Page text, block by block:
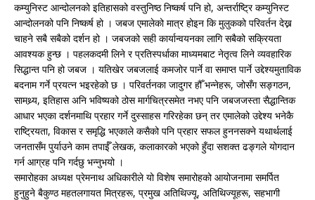
कम्युनिस्ट आन्दोलनको इतिहासको वस्तुनिष्ठ निष्कर्ष पनि हो, अन्तर्राष्ट्रि कम्युनिस्ट
आन्दोलनको पनि निष्कर्ष हो । जबज एमालेको मात्र होइन कि मुलुकको परिवर्तन देख्न
चाहने सबै सबैको दर्शन हो । जबजको सही कार्यान्वयनका लागि सबैको सक्रियता
आवश्यक हुन्छ । पहलकदमी लिने र प्रतिस्पर्धाका माध्यमबाट नेतृत्व लिने व्यवहारिक
सिद्धान्त पनि हो जबज । यतिखेर जबजलाई कमजोर पार्ने वा समाप्त पार्ने उद्देश्यमुताविक
बदनाम गर्ने प्रयत्न भइरहेको छ । परिवर्तनका जादुगर हौँ भन्नेहरू, जोसँग सङ्गठन,
सामथ्र्य, इतिहास अनि भविष्यको ठोस मार्गचित्रसमेत नभए पनि जबजजस्ता सैद्धान्तिक
आधार भएका दर्शनमाथि प्रहार गर्ने दुस्साहस गरिरहेका छन् तर एमालेको उद्देश्य भनेकै
राष्ट्रियता, विकास र समृद्धि भएकाले कसैको पनि प्रहार सफल हुननसक्ने यथार्थलाई
जनतासँम पुर्याउने काम तपाईँ लेखक, कलाकारको भएको हुँदा सशक्त ढङ्गले योगदान
गर्न आग्रह पनि गर्दछु भन्नुभयो ।
समारोहका अध्यक्ष प्रेमनाथ अधिकारीले यो विशेष समारोहको आयोजनामा समर्पित
हुनुहुने बैकुण्ठ महतलगायत मित्रहरू, प्रमुख अतिथिज्यू, अतिथिज्यूहरू, सहभागी